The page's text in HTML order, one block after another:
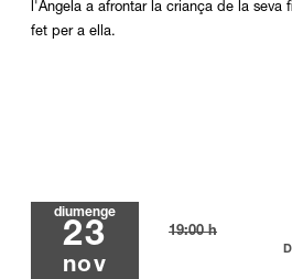
l'Ángela a afrontar la criança de la seva
fet per a ella.
diumenge
23
nov
19:00 h